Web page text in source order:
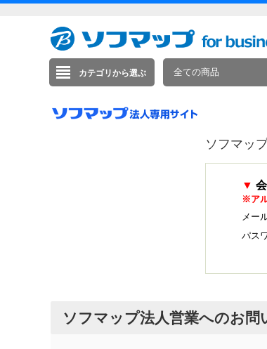
カテゴリから選ぶ 全ての商品
ソフマッ
▼
※ア
メー
パス
ソフマップ法人営業へのお問